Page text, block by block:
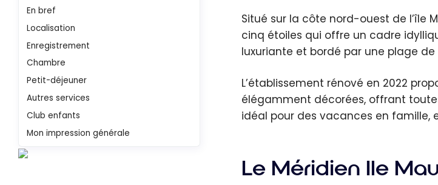
Situé sur la côte nord-ouest de l’île
cinq étoiles qui offre un cadre
luxuriante et bordé par une plage
L’établissement rénové en 2022
élégamment décorées, offrant
idéal pour des vacances en famille,
Le Méridien Ile
En bref
Localisation
Enregistrement
Chambre
Petit-déjeuner
Autres services
Club enfants
Mon impression générale